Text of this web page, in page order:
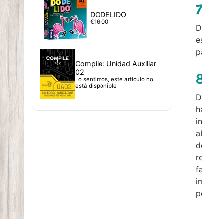
DODELIDO
€16.00
Compile: Unidad Auxiliar
02
Lo sentimos, este artículo no
está disponible